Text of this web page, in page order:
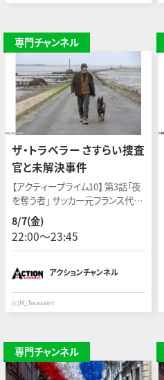
専門チャンネル
ザ・トラベラー さすらい捜査
官と未解決事件
【アクティープライム10】 第3話「夜
を奪う者」 サッカー元フランス代表
のエリック・カントナ主演！休職中の
捜査官がキャンピングカーで移動
しながら、事件を捜査！
8/7(金)
22:00〜23:45
アクションチャンネル
(c)M_Toussaint
専門チャンネル